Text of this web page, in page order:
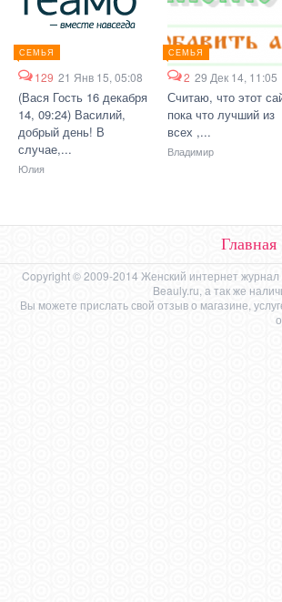
СЕМЬЯ
129 21 Янв 15, 05:08
(Вася Гость 16 декабря
14, 09:24) Василий,
добрый день! В
случае,...
Юлия
СЕМЬЯ
2 29 Дек 14, 11:05
Считаю, что этот
пока что лучший из
всех ,...
Владимир
Главная
Copyright © 2009-2014 Женский интернет журнал
Beauly.ru, а так же
Вы можете прислать свой отзыв о магазине,